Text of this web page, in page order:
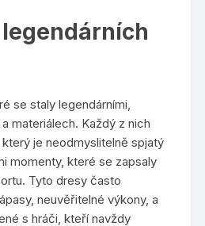
se staly legendárními,
materiálech. Každý z nich
je neodmyslitelně spjatý
momenty, které se zapsaly
Tyto dresy často
neuvěřitelné výkony, a
s hráči, kteří navždy